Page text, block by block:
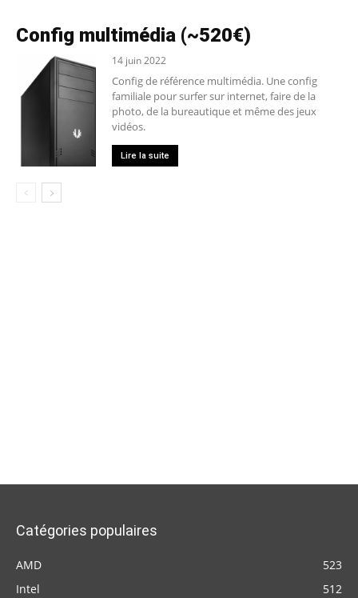
Config multimédia (~520€)
14 juin 2022
Config de référence multimédia. Une config
familiale pour surfer sur internet, faire de la
photo, de la bureautique et même des jeux
vidéos.
Lire la suite
Catégories populaires
AMD
523
Intel
512